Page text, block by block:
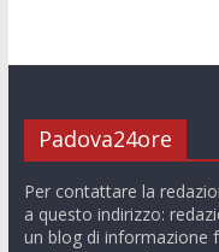
Padova24ore
Per contattare la
a questo indirizzo:
un blog di informazione